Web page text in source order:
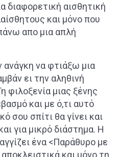
διαφορετική αισθητική
και μόνο που
απο μια απλή
να φτιάξω μια
ει την αληθινή
φιλοξενία μιας ξένης
και με ό,τι αυτό
σου σπίτι θα γίνει και
για μικρό διάστημα. Η
ένα <Παράθυρο με
και μόνο τη